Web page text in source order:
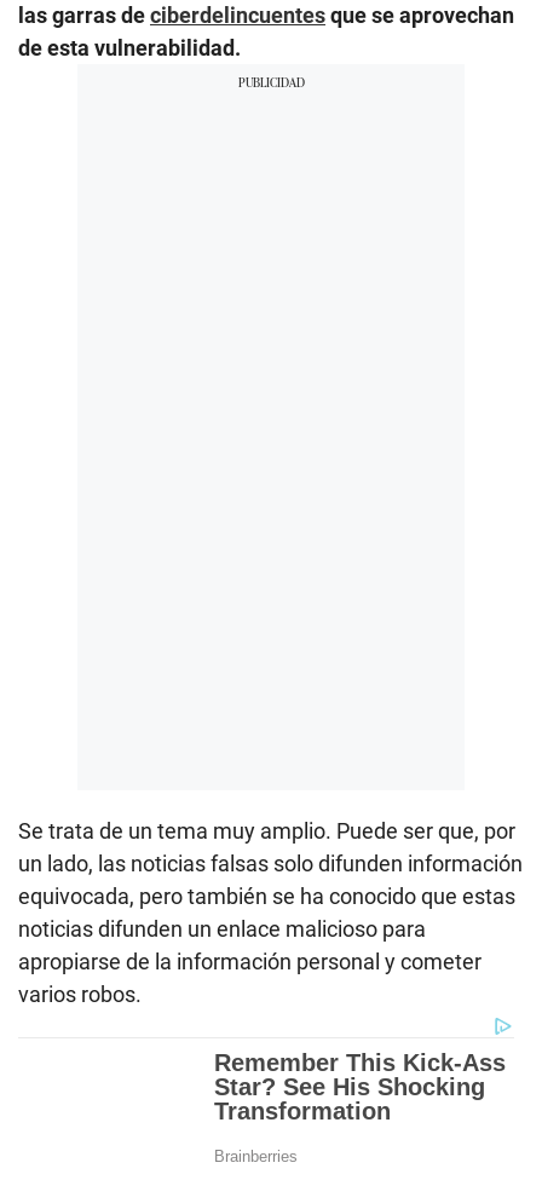
las garras deciberdelincuentesque se aprovechan
de esta vulnerabilidad.
Se trata de un tema muy amplio. Puede ser que, por
un lado, las noticias falsas solo difunden información
equivocada, pero también se ha conocido que estas
noticias difunden un enlace malicioso para
apropiarse de la información personal y cometer
varios robos.